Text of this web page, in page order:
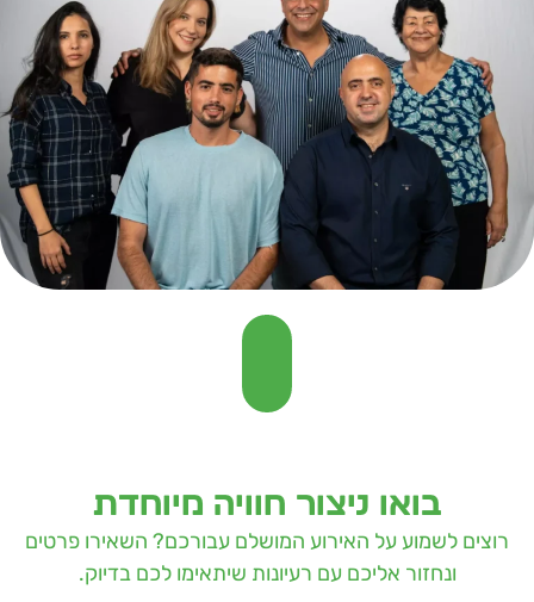
בואו ניצור חוויה מיוחדת
רוצים לשמוע על האירוע המושלם עבורכם? השאירו פרטים
ונחזור אליכם עם רעיונות שיתאימו לכם בדיוק.